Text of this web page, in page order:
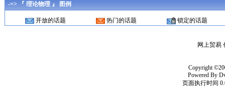
-=> 『 理论物理 』 图例
开放的话题 热门的话题 锁定的话题
网上贸易
Copyright
Powered By
页面执行时间